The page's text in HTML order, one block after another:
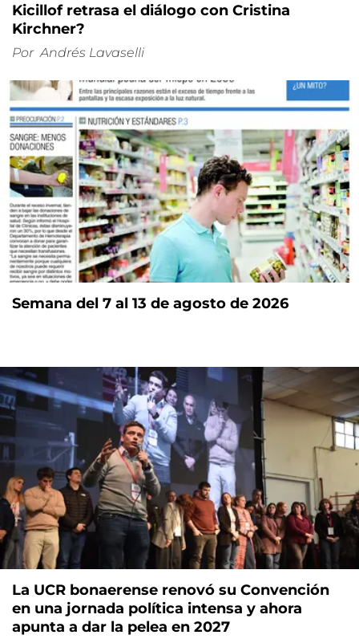
Kicillof retrasa el diálogo con Cristina
Kirchner?
Por Andrés Lavaselli
Semana del 7 al 13 de agosto de 2026
La UCR bonaerense renovó su Convención
en una jornada política intensa y ahora
apunta a dar la pelea en 2027